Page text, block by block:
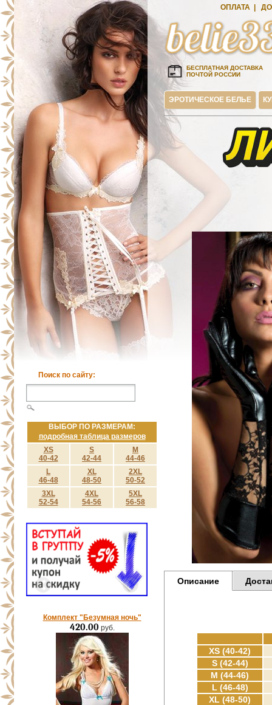
Поиск по сайту:
ВЫБОР ПО РАЗМЕРАМ:
подробная таблица размеров
XS
40-42
S
42-44
M
44-46
L
46-48
XL
48-50
2XL
50-52
3XL
52-54
4XL
54-56
5XL
56-58
Комплект "Безумная ночь"
420.00руб.
ОПЛАТА
БЕСПЛАТНАЯ ДОСТАВКА
ПОЧТОЙ РОССИИ
ЭРОТИЧЕСКОЕ БЕЛЬЕ
Описание
XS (40-42)
S (42-44)
M (44-46)
L (46-48)
XL (48-50)